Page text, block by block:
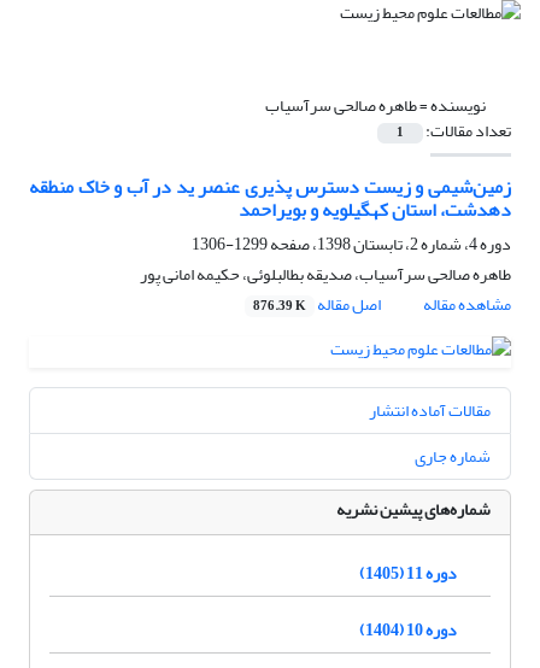
نویسنده =طاهره صالحی سرآسیاب
تعداد مقالات: 1
زمین‌شیمی و زیست دسترس پذیری عنصر ید در آب و خاک منطقه
دهدشت، استان کهگیلویه و بویراحمد
دوره 4، شماره 2، تابستان 1398، صفحه
1299-1306
طاهره صالحی سرآسیاب، صدیقه بطالبلوئی، حکیمه امانی پور
مشاهده مقاله
اصل مقاله 876.39 K
مقالات آماده انتشار
شماره جاری
شماره‌های پیشین نشریه
دوره 11 (1405)
دوره 10 (1404)